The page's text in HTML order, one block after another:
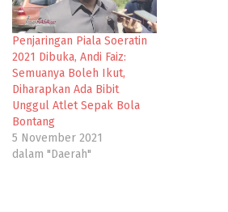
Penjaringan Piala Soeratin
2021 Dibuka, Andi Faiz:
Semuanya Boleh Ikut,
Diharapkan Ada Bibit
Unggul Atlet Sepak Bola
Bontang
5 November 2021
dalam "Daerah"